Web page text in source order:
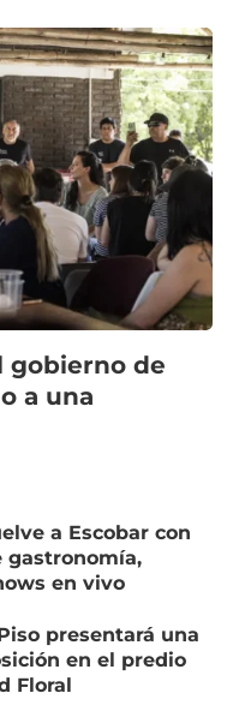
gobierno de
a una
a Escobar con
gastronomía,
en vivo
presentará una
en el predio
Floral